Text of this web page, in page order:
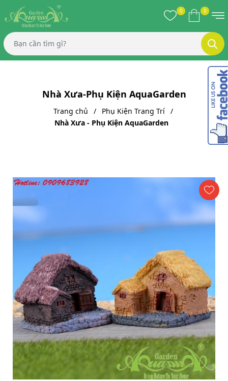
0 0
Nhà Xưa-Phụ Kiện AquaGarden
Trang chủ
Phụ Kiện Trang Trí
Nhà Xưa - Phụ Kiện AquaGarden